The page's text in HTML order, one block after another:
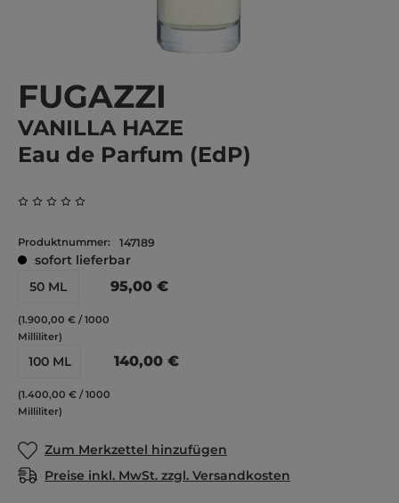
FUGAZZI
VANILLA HAZE
Eau de Parfum (EdP)
Produktnummer: 147189
sofort lieferbar
50 ML
(1.900,00 € / 1000
Milliliter)
95,00 €
100 ML
(1.400,00 € / 1000
Milliliter)
140,00 €
Zum Merkzettel hinzufügen
Preise inkl. MwSt. zzgl. Versandkosten